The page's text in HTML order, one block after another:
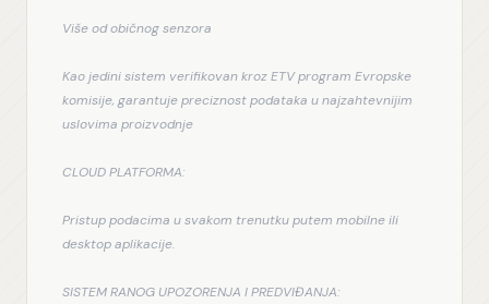
Više od običnog senzora
Kao jedini sistem verifikovan kroz ETV program Evropske
komisije, garantuje preciznost podataka u najzahtevnijim
uslovima proizvodnje
CLOUD PLATFORMA:
Pristup podacima u svakom trenutku putem mobilne ili
desktop aplikacije.
SISTEM RANOG UPOZORENJA I PREDVIĐANJA: